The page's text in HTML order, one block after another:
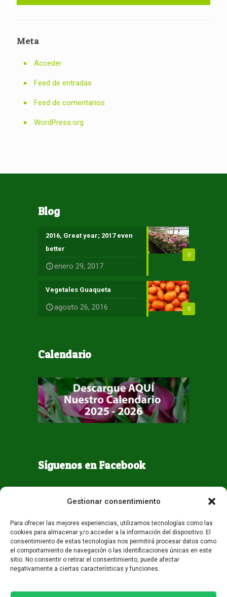
Gestionar consentimiento
Para ofrecer las mejores experiencias, utilizamos tecnologías como las
cookies para almacenar y/o acceder a la información del dispositivo. El
consentimiento de estas tecnologías nos permitirá procesar datos como
el comportamiento de navegación o las identificaciones únicas en este
sitio. No consentir o retirar el consentimiento, puede afectar
negativamente a ciertas características y funciones.
Meta
Acceder
Feed de entradas
Feed de comentarios
WordPress.org
Blog
0
2016, Great year; 2017 even
better
enero 29, 2017
0
Vegetales Guaqueta
agosto 26, 2016
Calendario
Síguenos en Facebook
Todos los derechos reservados - Guaqueta USA 2026